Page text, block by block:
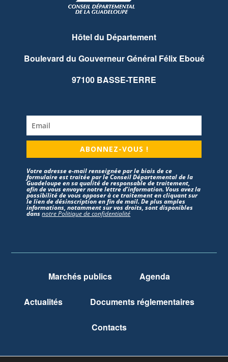
Hôtel du Département
Boulevard du Gouverneur Général Félix Eboué
97100 BASSE-TERRE
ABONNEZ-VOUS !
Votre adresse e-mail renseignée par le biais de ce
formulaire est traitée par le Conseil Départemental de la
Guadeloupe en sa qualité de responsable de traitement,
afin de vous envoyer notre lettre d’information. Vous avez la
possibilité de vous opposer à ce traitement en cliquant sur
le lien de désinscription en fin de mail. De plus amples
informations, notamment sur vos droits, sont disponibles
dansnotre Politique de confidentialité
Marchés publics Agenda
Actualités Documents réglementaires
Contacts